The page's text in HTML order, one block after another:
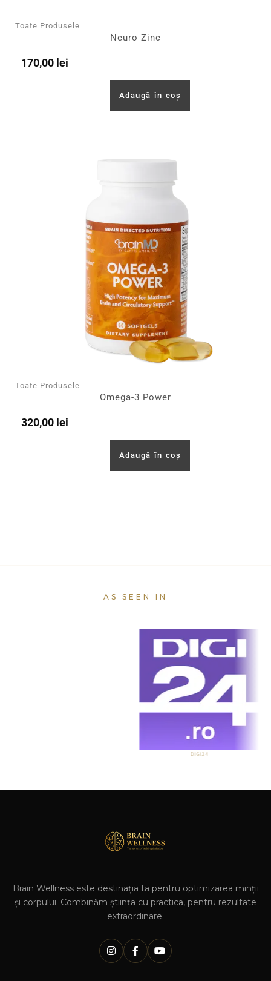
Toate Produsele
Neuro Zinc
170,00 lei
Adaugă în coș
Toate Produsele
Omega-3 Power
320,00 lei
Adaugă în coș
AS SEEN IN
Brain Wellness este destinația ta pentru optimizarea minții
și corpului. Combinăm știința cu practica, pentru rezultate
extraordinare.